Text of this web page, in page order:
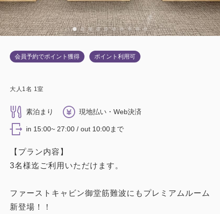
会員予約でポイント獲得 ポイント利用可
大人 1 名 1 室
素泊まり 現地払い・Web決済
in 15:00~ 27:00 / out 10:00まで
【プラン内容】
3名様迄ご利用いただけます。
ファーストキャビン御堂筋難波にもプレミアムルーム
新登場！！